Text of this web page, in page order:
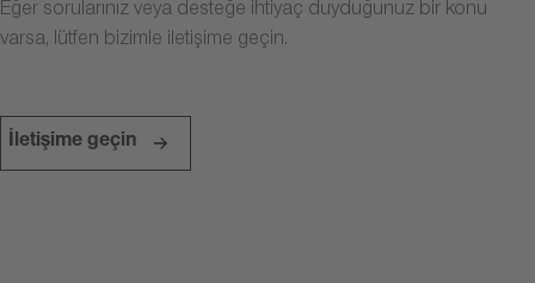
Eğer sorularınız veya desteğe ihtiyaç duyduğunuz bir konu
varsa, lütfen bizimle iletişime geçin.
İletişime geçin